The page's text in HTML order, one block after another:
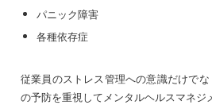
パニック障害
各種依存症
従業員のストレス管理への意識だけで
の予防を重視してメンタルヘルスマネジ